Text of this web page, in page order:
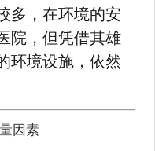
多，在环境的安
院，但凭借其雄
环境设施，依然
因素